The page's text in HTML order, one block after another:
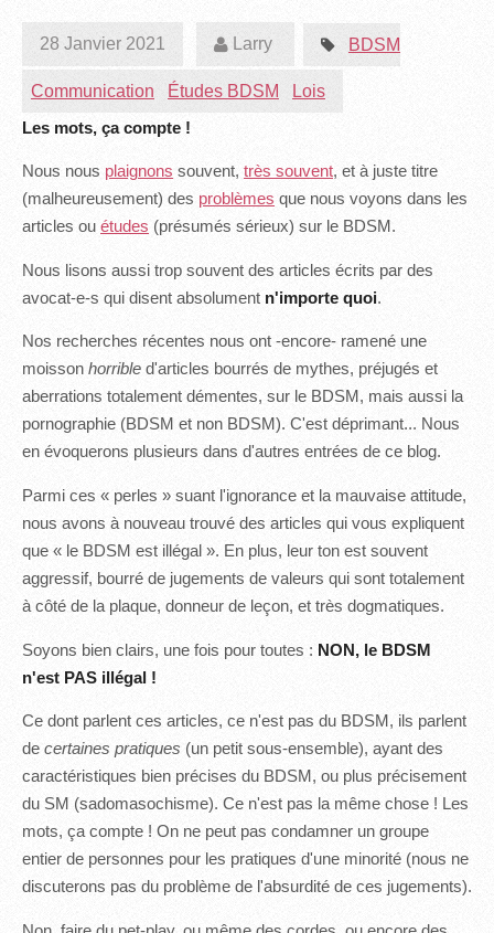
28 Janvier 2021 Larry BDSM
Communication Études BDSM Lois
Les mots, ça compte !
Nous nous plaignons souvent, très souvent, et à juste titre
(malheureusement) des problèmes que nous voyons dans les
articles ou études (présumés sérieux) sur le BDSM.
Nous lisons aussi trop souvent des articles écrits par des
avocat-e-s qui disent absolument n'importe quoi.
Nos recherches récentes nous ont -encore- ramené une
moisson horrible d'articles bourrés de mythes, préjugés et
aberrations totalement démentes, sur le BDSM, mais aussi la
pornographie (BDSM et non BDSM). C'est déprimant... Nous
en évoquerons plusieurs dans d'autres entrées de ce blog.
Parmi ces « perles » suant l'ignorance et la mauvaise attitude,
nous avons à nouveau trouvé des articles qui vous expliquent
que « le BDSM est illégal ». En plus, leur ton est souvent
aggressif, bourré de jugements de valeurs qui sont totalement
à côté de la plaque, donneur de leçon, et très dogmatiques.
Soyons bien clairs, une fois pour toutes : NON, le BDSM
n'est PAS illégal !
Ce dont parlent ces articles, ce n'est pas du BDSM, ils parlent
de certaines pratiques (un petit sous-ensemble), ayant des
caractéristiques bien précises du BDSM, ou plus précisement
du SM (sadomasochisme). Ce n'est pas la même chose ! Les
mots, ça compte ! On ne peut pas condamner un groupe
entier de personnes pour les pratiques d'une minorité (nous ne
discuterons pas du problème de l'absurdité de ces jugements).